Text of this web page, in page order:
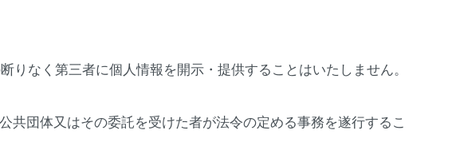
りなく第三者に個人情報を開示・提供することはいたしません。
共団体又はその委託を受けた者が法令の定める事務を遂行するこ